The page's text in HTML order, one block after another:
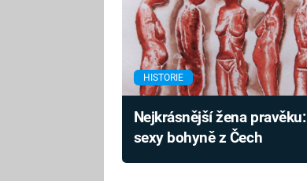
HISTORIE
Nejkrásnější žena pravěku:
sexy bohyně z Čech